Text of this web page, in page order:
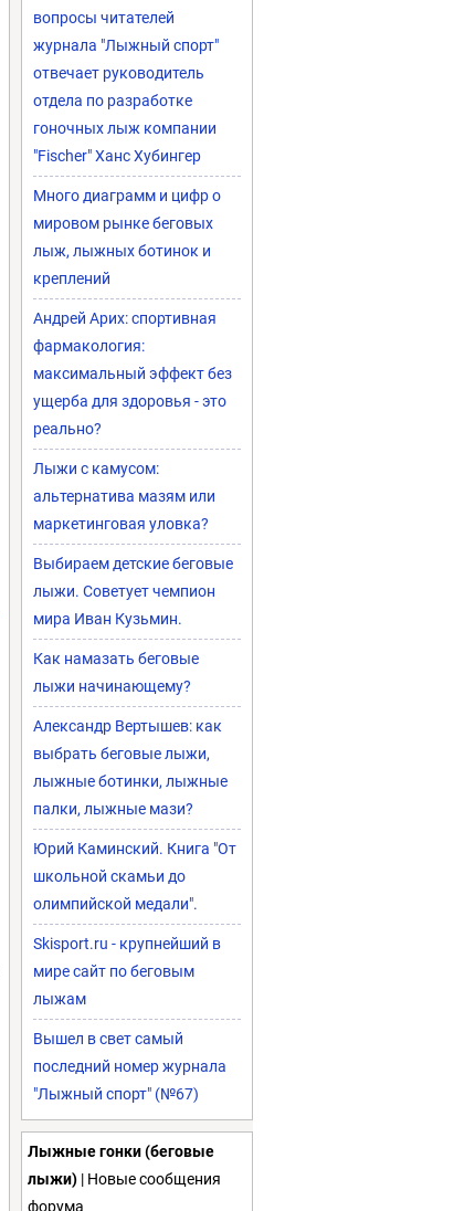
вопросы читателей
журнала "Лыжный спорт"
отвечает руководитель
отдела по разработке
гоночных лыж компании
"Fischer" Ханс Хубингер
Много диаграмм и цифр о
мировом рынке беговых
лыж, лыжных ботинок и
креплений
Андрей Арих: спортивная
фармакология:
максимальный эффект без
ущерба для здоровья - это
реально?
Лыжи с камусом:
альтернатива мазям или
маркетинговая уловка?
Выбираем детские беговые
лыжи. Советует чемпион
мира Иван Кузьмин.
Как намазать беговые
лыжи начинающему?
Александр Вертышев: как
выбрать беговые лыжи,
лыжные ботинки, лыжные
палки, лыжные мази?
Юрий Каминский. Книга "От
школьной скамьи до
олимпийской медали".
Skisport.ru - крупнейший в
мире сайт по беговым
лыжам
Вышел в свет самый
последний номер журнала
"Лыжный спорт" (№67)
Лыжные гонки (беговые
лыжи) | Новые сообщения
форума